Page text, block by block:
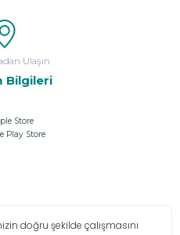
Ulaşın
Bilgileri